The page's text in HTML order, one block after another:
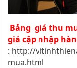
Bảng giá thu
giá cập nhập
: http://
mua.html